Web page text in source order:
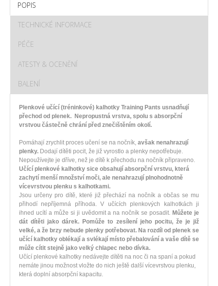
POPIS
TECHNICKÉ INFORMACE
PÉČE
ATESTY & OCENĚNÍ
BALENÍ
Plenkové učící (tréninkové) kalhotky Training Pants usnadňují
přechod od plenek. Nepropustná vrstva, spolu s absorpční
vrstvou částečně chrání před znečištěním okolí.
Pomáhají zrychlit proces učení se na nočník, avšak nenahrazují
plenky. Dodají dítěti pocit, že již vyrostlo a plenky nepotřebuje.
Nepoužívejte je dříve, než je dítě k přechodu na nočník připraveno.
Učící plenkové kalhotky sice obsahují absorpční vrstvu, která
zachytí menší množství moči, ale nenahrazují plnohodnotně
vícevrstvou plenku s kalhotkami.
Jsou určeny pro dítě, které již přechází na nočník a občas se mu
přihodí nepříjemná příhoda. V učících plenkových kalhotkách ji
ihned ucítí a může si ji uvědomit a na nočník se posadit. Můžete je
dát dítěti jako dárek. Pomůže to zesílení jeho pocitu, že je již
velké, a že brzy nebude plenky potřebovat. Na rozdíl od plenek se
učící kalhotky oblékají a svlékají místo přebalování a vaše dítě se
může cítit stejně jako velký chlapec nebo dívka.
Učící plenkové kalhotky nedávejte dítěti na noc či na spaní a pokud
nemáte jinou možnost vložte do nich ještě další vícevrstvou plenku,
která doplní absorpční kapacitu.